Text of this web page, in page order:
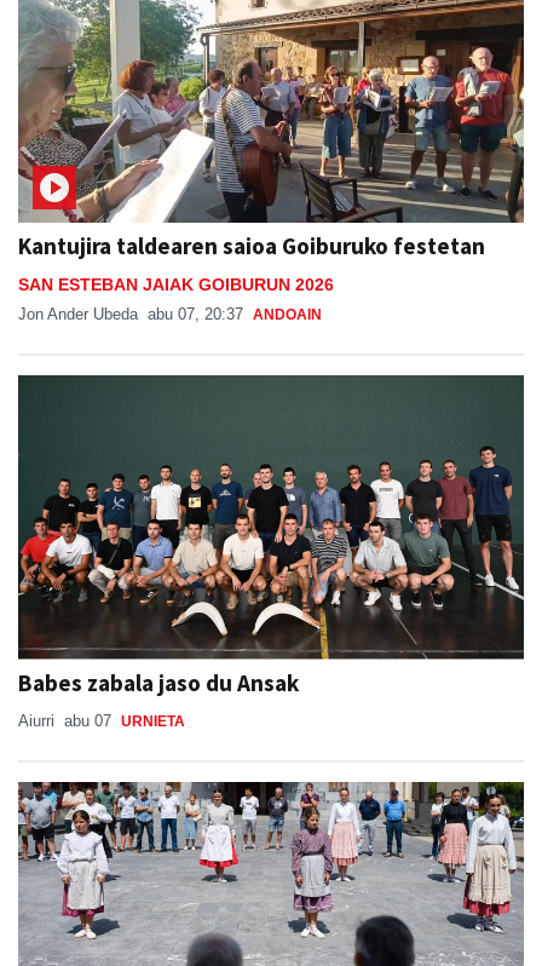
Kantujira taldearen saioa Goiburuko festetan
SAN ESTEBAN JAIAK GOIBURUN 2026
Jon Ander Ubeda abu 07, 20:37 ANDOAIN
Babes zabala jaso du Ansak
Aiurri abu 07 URNIETA